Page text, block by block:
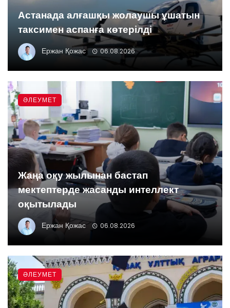
Астанада алғашқы жолаушы ұшатын
таксимен аспанға көтерілді
Ержан Қожас 06.08.2026
Жаңа оқу жылынан бастап
мектептерде жасанды интеллект
оқытылады
Ержан Қожас 06.08.2026
ӘЛЕУМЕТ
ӘЛЕУМЕТ